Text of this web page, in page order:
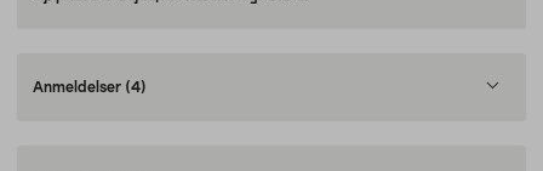
Anmeldelser (4)